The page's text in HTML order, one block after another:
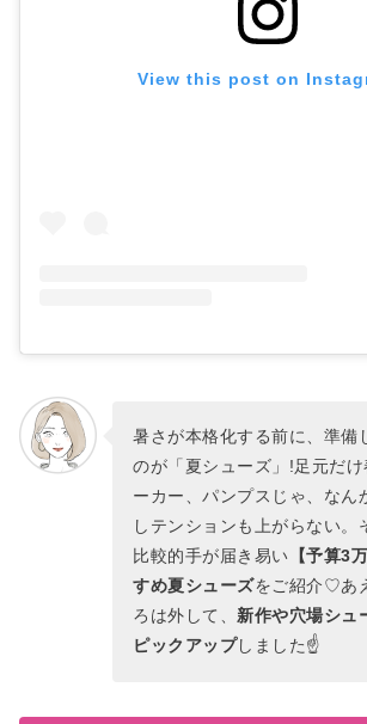
Jil Sander(ジルサンダー)
View this post on
暑さが本格化する前に、準備
のが「夏シューズ」!足元だ
ーカー、パンプスじゃ、なん
しテンションも上がらない。
比較的手が届き易い 【予算3
すめ夏シューズをご紹介♡あ
ろは外して、新作や穴場シュ
ピックアップしました☝